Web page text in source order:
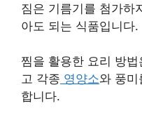
짐은 기름기를 첨가하
아도 되는 식품입니다.
찜을 활용한 요리 방법
고 각종 영양소와 풍미
합니다.